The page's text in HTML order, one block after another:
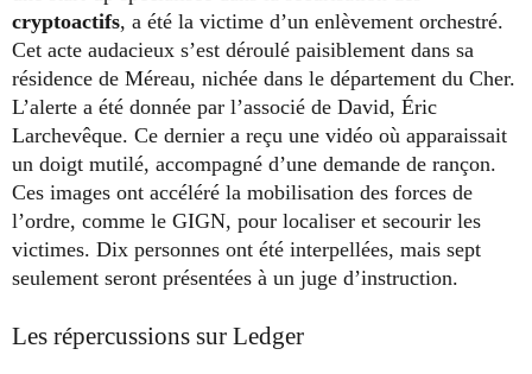
cryptoactifs, a été la victime d’un enlèvement orchestré.
Cet acte audacieux s’est déroulé paisiblement dans sa
résidence de Méreau, nichée dans le département du Cher.
L’alerte a été donnée par l’associé de David, Éric
Larchevêque. Ce dernier a reçu une vidéo où apparaissait
un doigt mutilé, accompagné d’une demande de rançon.
Ces images ont accéléré la mobilisation des forces de
l’ordre, comme le GIGN, pour localiser et secourir les
victimes. Dix personnes ont été interpellées, mais sept
seulement seront présentées à un juge d’instruction.
Les répercussions sur Ledger